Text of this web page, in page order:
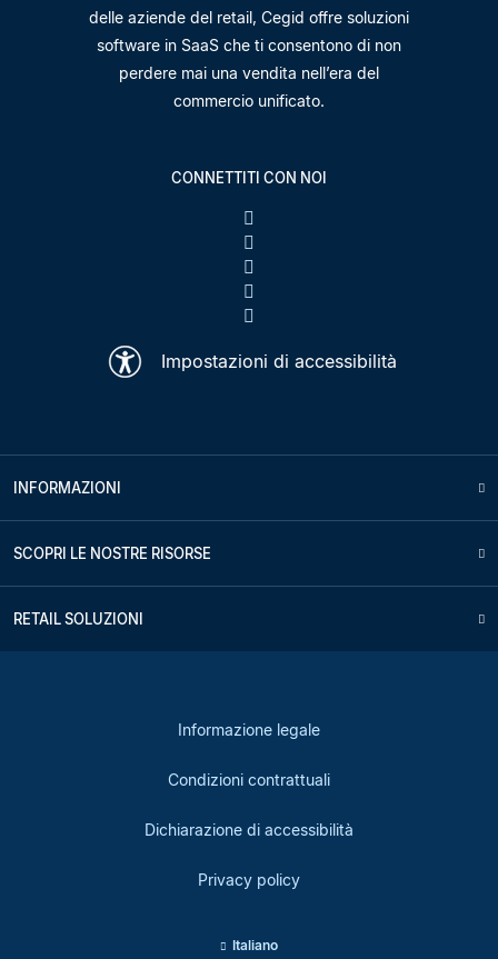
delle aziende del retail, Cegid offre soluzioni
software in SaaS che ti consentono di non
perdere mai una vendita nell’era del
commercio unificato.
CONNETTITI CON NOI
Impostazioni di accessibilità
INFORMAZIONI
SCOPRI LE NOSTRE RISORSE
RETAIL SOLUZIONI
Informazione legale
Condizioni contrattuali
Dichiarazione di accessibilità
Privacy policy
Italiano